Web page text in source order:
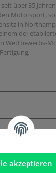
akzeptieren
über 35
Motorsport,
in
der
Wettbewerbs-